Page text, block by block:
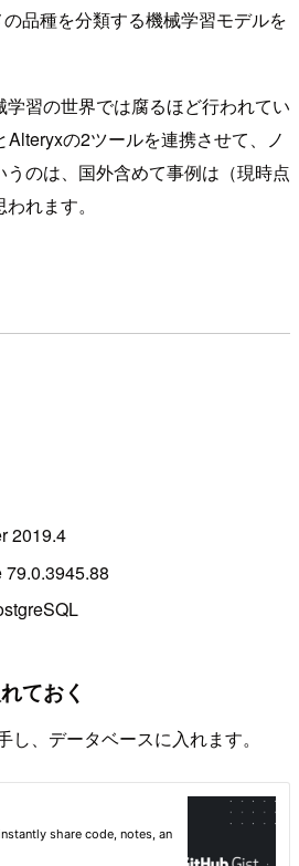
品種を分類する機械学習モデルを
習の世界では腐るほど行われてい
の2ツールを連携させて、ノ
のは、国外含めて事例は（現時点
れます。
2019.4
ておく
、データベースに入れます。